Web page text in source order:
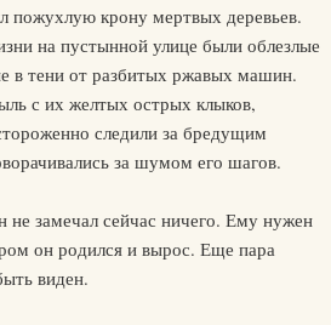
пожухлую крону мертвых деревьев.
на пустынной улице были облезлые
в тени от разбитых ржавых машин.
с их желтых острых клыков,
следили за бредущим
за шумом его шагов.
не замечал сейчас ничего. Ему нужен
он родился и вырос. Еще пара
виден.